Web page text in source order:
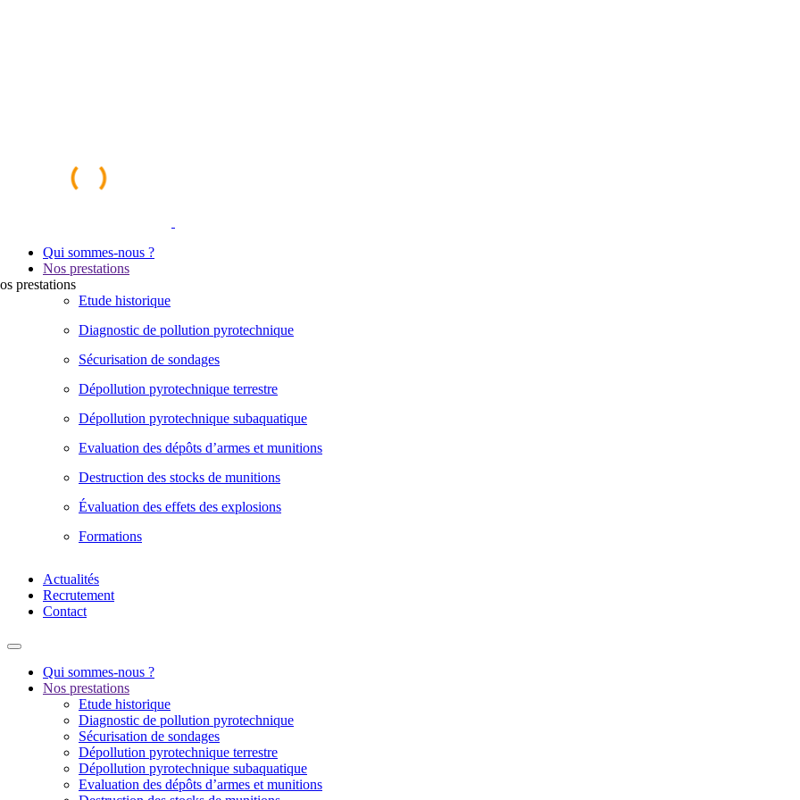
Qui sommes-nous ?
Nos prestations
prestations
Etude historique
Diagnostic de pollution pyrotechnique
Sécurisation de sondages
Dépollution pyrotechnique terrestre
Dépollution pyrotechnique subaquatique
Evaluation des dépôts d’armes et munitions
Destruction des stocks de munitions
Évaluation des effets des explosions
Formations
Actualités
Recrutement
Contact
Qui sommes-nous ?
Nos prestations
Etude historique
Diagnostic de pollution pyrotechnique
Sécurisation de sondages
Dépollution pyrotechnique terrestre
Dépollution pyrotechnique subaquatique
Evaluation des dépôts d’armes et munitions